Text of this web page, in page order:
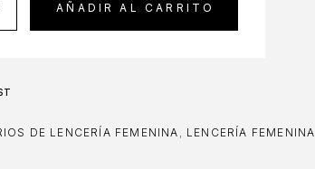
AÑADIR AL CARRITO
DE LENCERÍA FEMENINA, LENCERÍA FEMENINA